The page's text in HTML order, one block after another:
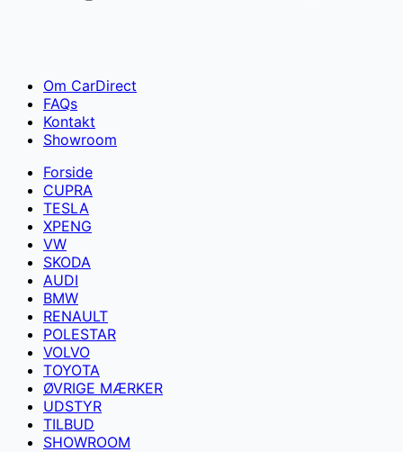
Om CarDirect
FAQs
Kontakt
Showroom
Forside
CUPRA
TESLA
XPENG
VW
SKODA
AUDI
BMW
RENAULT
POLESTAR
VOLVO
TOYOTA
ØVRIGE MÆRKER
UDSTYR
TILBUD
SHOWROOM